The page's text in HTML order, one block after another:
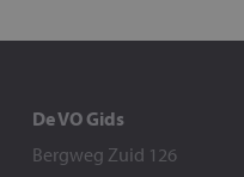
De VO Gids
Bergweg Zuid 126